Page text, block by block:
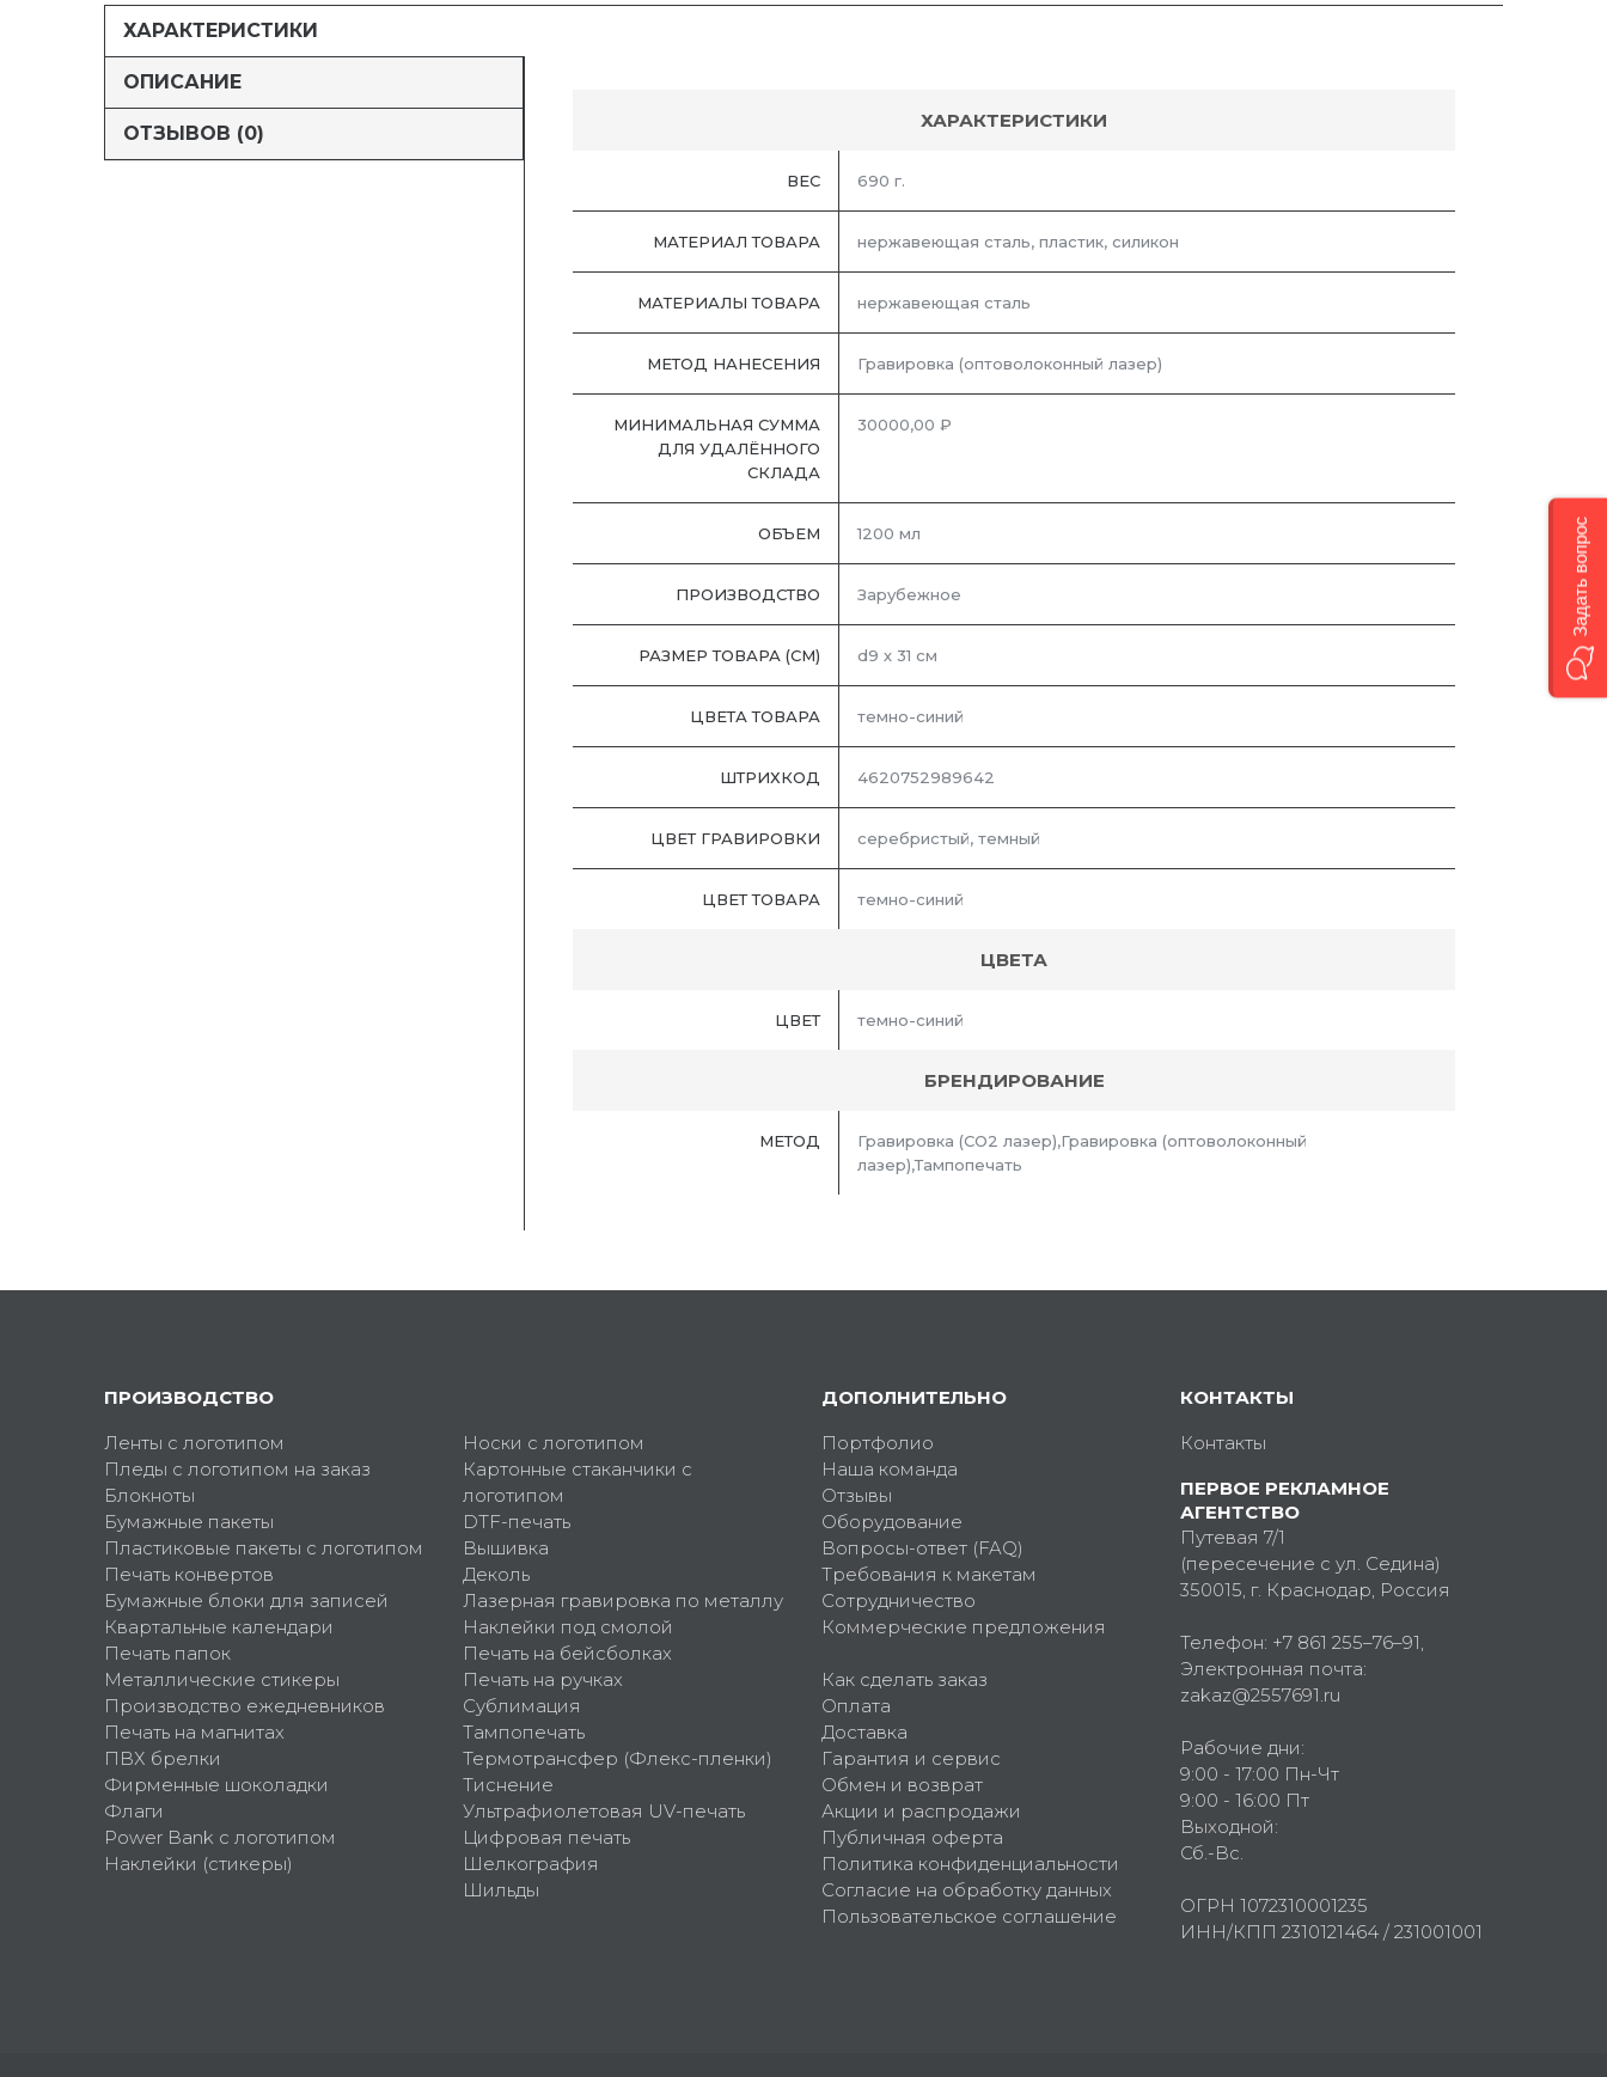
ХАРАКТЕРИСТИКИ
ОПИСАНИЕ
ОТЗЫВОВ (0)
ХАРАКТЕРИСТИКИ
ВЕС 690 г.
МАТЕРИАЛ ТОВАРА нержавеющая сталь, пластик, силикон
МАТЕРИАЛЫ ТОВАРА нержавеющая cталь
МЕТОД НАНЕСЕНИЯ Гравировка (оптоволоконный лазер)
МИНИМАЛЬНАЯ СУММА
ДЛЯ УДАЛЁННОГО
СКЛАДА
30000,00 ₽
ОБЪЕМ 1200 мл
ПРОИЗВОДСТВО Зарубежное
РАЗМЕР ТОВАРА (СМ) d9 х 31 см
ЦВЕТА ТОВАРА темно-синий
ШТРИХКОД 4620752989642
ЦВЕТ ГРАВИРОВКИ серебристый, темный
ЦВЕТ ТОВАРА темно-синий
ЦВЕТА
ЦВЕТ темно-синий
БРЕНДИРОВАНИЕ
МЕТОД
Гравировка (CO2 лазер),Гравировка (оптоволоконный
лазер),Тампопечать
ПРОИЗВОДСТВО
Ленты с логотипом
Пледы с логотипом на заказ
Блокноты
Бумажные пакеты
Пластиковые пакеты с логотипом
Печать конвертов
Бумажные блоки для записей
Квартальные календари
Печать папок
Металлические стикеры
Производство ежедневников
Печать на магнитах
ПВХ брелки
Фирменные шоколадки
Флаги
Power Bank с логотипом
Наклейки (стикеры)
Носки с логотипом
Картонные стаканчики с
логотипом
DTF-печать
Вышивка
Деколь
Лазерная гравировка по металлу
Наклейки под смолой
Печать на бейсболках
Печать на ручках
Сублимация
Тампопечать
Термотрансфер (Флекс-пленки)
Тиснение
Ультрафиолетовая UV-печать
Цифровая печать
Шелкография
Шильды
ДОПОЛНИТЕЛЬНО
Портфолио
Наша команда
Отзывы
Оборудование
Вопросы-ответ (FAQ)
Требования к макетам
Сотрудничество
Коммерческие предложения
Как сделать заказ
Оплата
Доставка
Гарантия и сервис
Обмен и возврат
Акции и распродажи
Публичная оферта
Политика конфиденциальности
Согласие на обработку данных
Пользовательское соглашение
КОНТАКТЫ
Контакты
ПЕРВОЕ РЕКЛАМНОЕ
АГЕНТСТВО
Путевая 7/1
(пересечение с ул. Седина)
350015 , г. Краснодар, Россия
Телефон: +7 861 255–76–91
Электронная почта:
zakaz@2557691.ru
Рабочие дни:
9:00 - 17:00 Пн-Чт
9:00 - 16:00 Пт
Выходной:
Сб.-Вс.
ОГРН 1072310001235
ИНН/КПП 2310121464 / 231001001
Задать вопрос